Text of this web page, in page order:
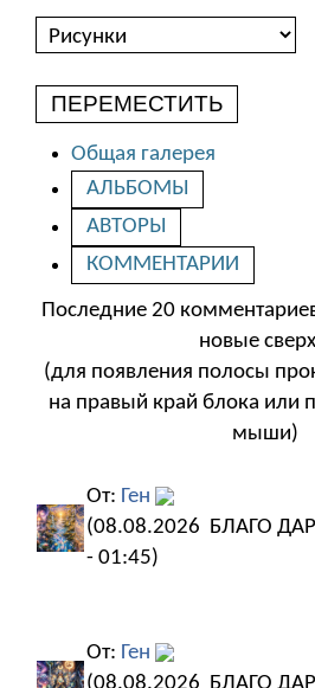
ПЕРЕМЕСТИТЬ
Общая галерея
АЛЬБОМЫ
АВТОРЫ
КОММЕНТАРИИ
Последние 20
новые
(для появления полосы
на правый край блока или
мыши)
От: Ген
(08.08.2026
- 01:45)
БЛАГО
От: Ген